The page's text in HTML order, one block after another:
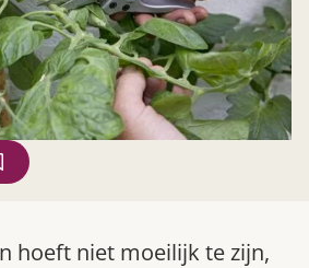
hoeft niet moeilijk te zijn,